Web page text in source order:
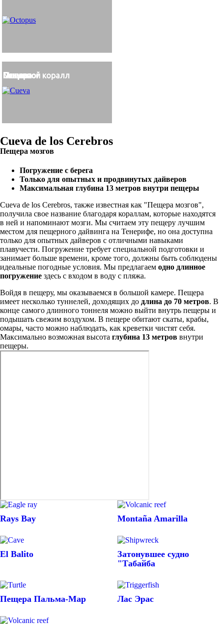
Пещера
Мозговой коралл
Пещера
Пещера
Пещера
Осьминог
Cueva
Cueva de los Cerebros
Пещера мозгов
Погружение с берега
Только для опытных и продвинутых дайверов
Максимальная глубина 13 метров внутри пещеры
Cueva de los Cerebros, также известная как "Пещера мозгов",
получила свое название благодаря кораллам, которые находятся
в ней и напоминают мозги. Мы считаем эту пещеру лучшим
местом для пещерного дайвинга на Тенерифе, но она доступна
только для опытных дайверов с отличными навыками
плавучести. Погружение требует специальной подготовки и
занимает больше времени, кроме того, должны быть соблюдены
идеальные погодные условия. Мы предлагаем одно длинное
погружение здесь с входом в воду с пляжа.
Войдя в пещеру, мы оказываемся в большой камере. Пещера
имеет несколько туннелей, доходящих до длина до 70 метров. В
конце самого длинного тоннеля можно выйти внутрь пещеры и
подышать свежим воздухом. В пещере обитают скаты, крабы,
омары, часто можно наблюдать, как креветки чистят себя.
Максимально возможная высота глубина 13 метров внутри
пещеры.
Rays Bay Montaña Amarilla
El Balito
Затонувшее судно
"Табайба
Пещера Пальма-Мар Лас Эрас